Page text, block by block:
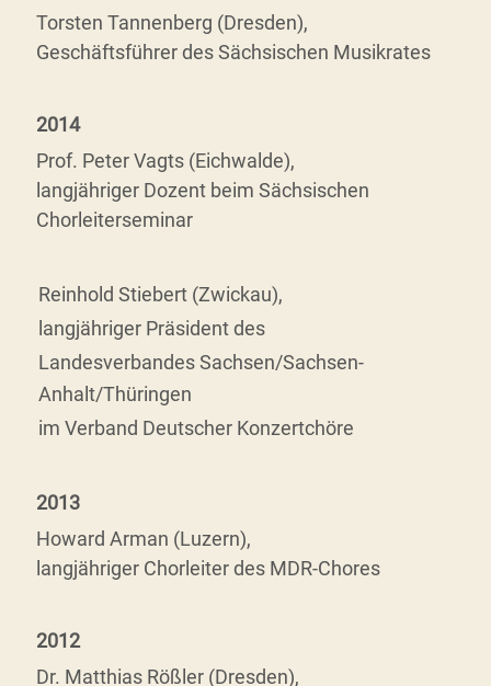
Torsten Tannenberg (Dresden),
Geschäftsführer des Sächsischen Musikrates
2014
Prof. Peter Vagts (Eichwalde),
langjähriger Dozent beim Sächsischen
Chorleiterseminar
Reinhold Stiebert (Zwickau),
langjähriger Präsident des
Landesverbandes Sachsen/Sachsen-
Anhalt/Thüringen
im Verband Deutscher Konzertchöre
2013
Howard Arman (Luzern),
langjähriger Chorleiter des MDR-Chores
2012
Dr. Matthias Rößler (Dresden),